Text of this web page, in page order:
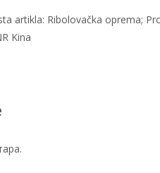
artikla: Ribolovačka oprema;
Kina